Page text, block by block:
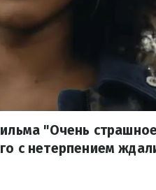
"Очень
с нетерпением